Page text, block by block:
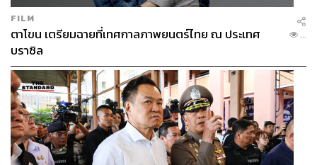
FILM
ตาโขน เตรียมฉายที่เทศกาลภาพยนตร์ไทย ณ ประเทศ
บราซิล
...